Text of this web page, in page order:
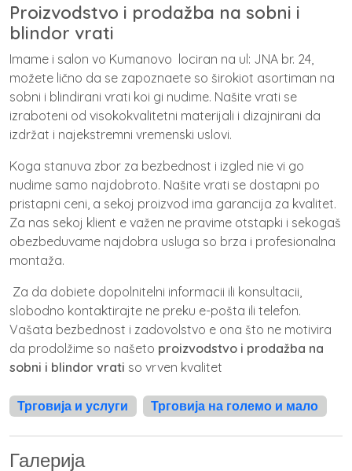
Proizvodstvo i prodažba na sobni i
blindor vrati
Imame i salon vo Kumanovo lociran na ul: JNA br. 24,
možete lično da se zapoznaete so širokiot asortiman na
sobni i blindirani vrati koi gi nudime. Našite vrati se
izraboteni od visokokvalitetni materijali i dizajnirani da
izdržat i najekstremni vremenski uslovi.
Koga stanuva zbor za bezbednost i izgled nie vi go
nudime samo najdobroto. Našite vrati se dostapni po
pristapni ceni, a sekoj proizvod ima garancija za kvalitet.
Za nas sekoj klient e važen ne pravime otstapki i sekogaš
obezbeduvame najdobra usluga so brza i profesionalna
montaža.
Za da dobiete dopolnitelni informacii ili konsultacii,
slobodno kontaktirajte ne preku e-pošta ili telefon.
Vašata bezbednost i zadovolstvo e ona što ne motivira
da prodolžime so našeto proizvodstvo i prodažba na
sobni i blindor vrati so vrven kvalitet
Трговија и услуги Трговија на големо и мало
Галерија